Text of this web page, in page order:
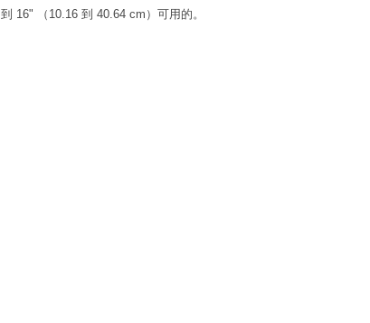
到 16" （10.16 到 40.64 cm） 可用的。